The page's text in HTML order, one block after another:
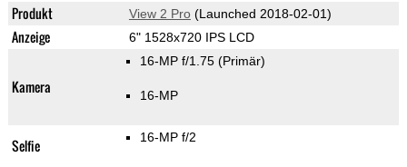
Produkt View 2 Pro(Launched 2018-02-01)
Anzeige 6" 1528x720 IPS LCD
Kamera
16-MP f/1.75 (Primär)
16-MP
Selfie 16-MP f/2